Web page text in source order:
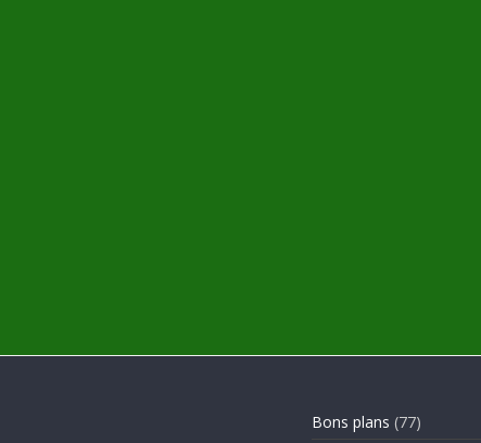
Bons plans (77)